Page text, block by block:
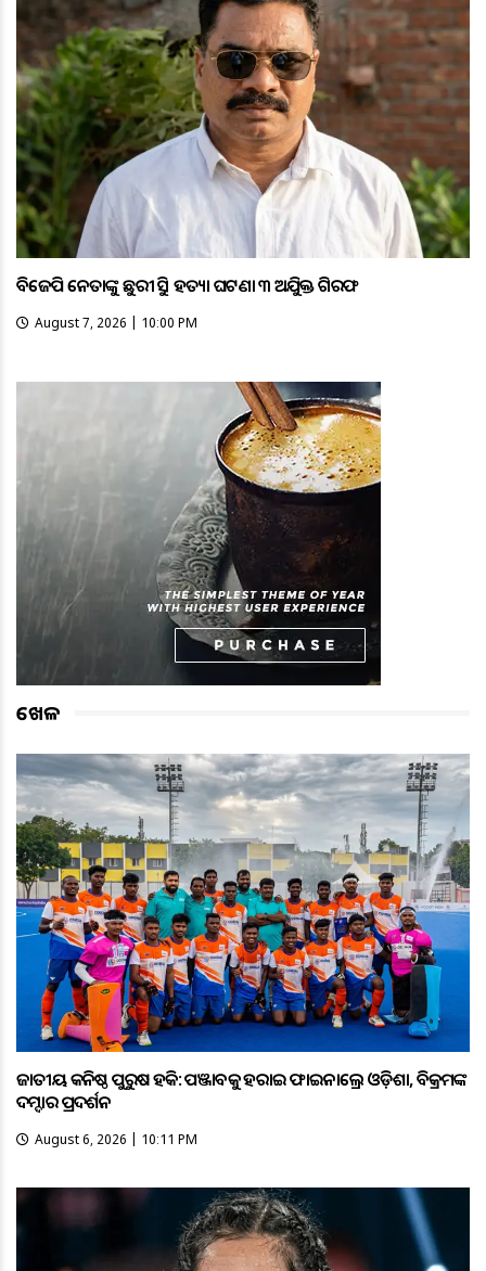
ବିଜେପି ନେତାଙ୍କୁ ଛୁରୀ ଭୁସି ହତ୍ୟା ଘଟଣା ୩ ଅଭିଯୁକ୍ତ ଗିରଫ
August 7, 2026 | 10:00 PM
ଖେଳ
ଜାତୀୟ କନିଷ୍ଠ ପୁରୁଷ ହକି: ପଞ୍ଜାବକୁ ହରାଇ ଫାଇନାଲ୍ରେ ଓଡ଼ିଶା, ବିକ୍ରମଙ୍କ
ଦମ୍ଦାର ପ୍ରଦର୍ଶନ
August 6, 2026 | 10:11 PM